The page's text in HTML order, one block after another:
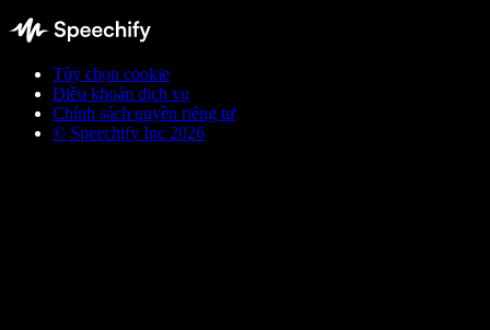
Tùy chọn cookie
Điều khoản dịch vụ
Chính sách quyền riêng tư
© Speechify Inc 2026